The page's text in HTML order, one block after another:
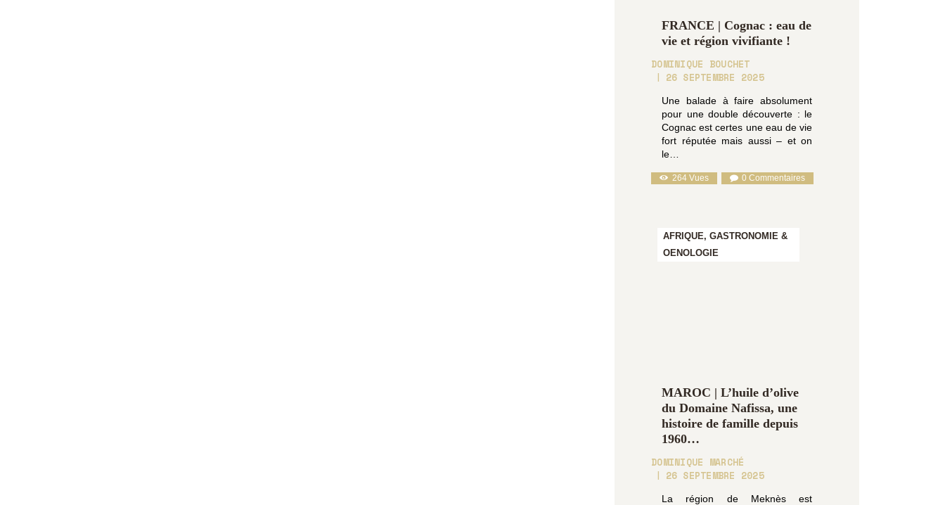
FRANCE | Cognac : eau de
vie et région vivifiante !
DOMINIQUE BOUCHET
26 SEPTEMBRE 2025
Une balade à faire absolument
pour une double découverte : le
Cognac est certes une eau de vie
fort réputée mais aussi – et on
le…
264 Vues 0 Commentaires
AFRIQUE, GASTRONOMIE &
OENOLOGIE
MAROC | L’huile d’olive
du Domaine Nafissa, une
histoire de famille depuis
1960…
DOMINIQUE MARCHÉ
26 SEPTEMBRE 2025
La région de Meknès est